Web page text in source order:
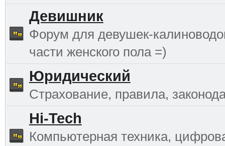
Девишник
Форум для девушек-
части женского пола =)
Юридический
Страхование, правила,
Hi-Tech
Компьютерная техника,